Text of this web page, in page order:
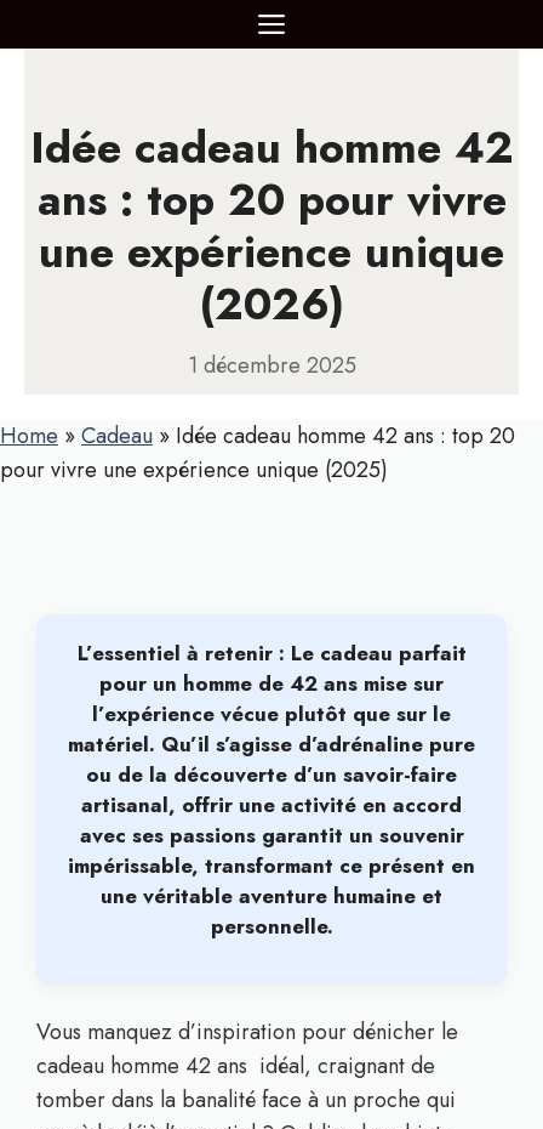
au
MENU
Idée cadeau homme 42
ans : top 20 pour vivre
une expérience unique
(2026)
1 décembre 2025
Home »Cadeau » Idée cadeau homme 42 ans : top 20
pour vivre une expérience unique (2025)
L’essentiel à retenir : Le cadeau parfait
pour un homme de 42 ans mise sur
l’expérience vécue plutôt que sur le
matériel. Qu’il s’agisse d’adrénaline pure
ou de la découverte d’un savoir-faire
artisanal, offrir une activité en accord
avec ses passions garantit un souvenir
impérissable, transformant ce présent en
une véritable aventure humaine et
personnelle.
Vous manquez d’inspiration pour dénicher le
cadeau homme 42 ans idéal, craignant de
tomber dans la banalité face à un proche qui